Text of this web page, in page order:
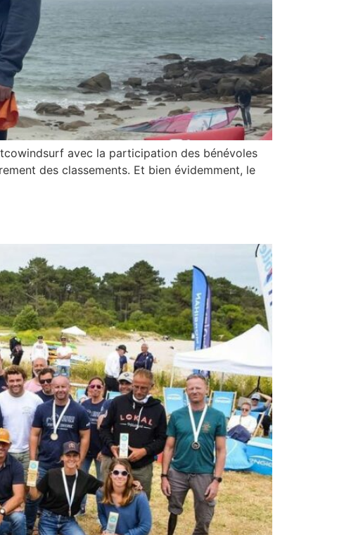
avec la participation des bénévoles
des classements. Et bien évidemment, le